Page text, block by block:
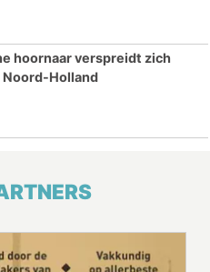
hoornaar verspreidt zich
Noord-Holland